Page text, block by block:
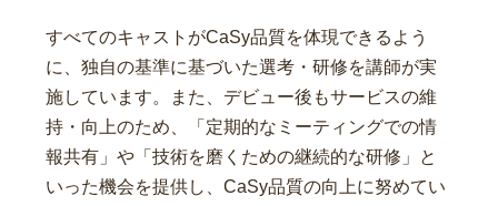
すべてのキャストがCaSy品質を体現できるよう
に、独自の基準に基づいた選考・研修を講師が実
施しています。また、デビュー後もサービスの維
持・向上のため、「定期的なミーティングでの情
報共有」や「技術を磨くための継続的な研修」と
いった機会を提供し、CaSy品質の向上に努めてい